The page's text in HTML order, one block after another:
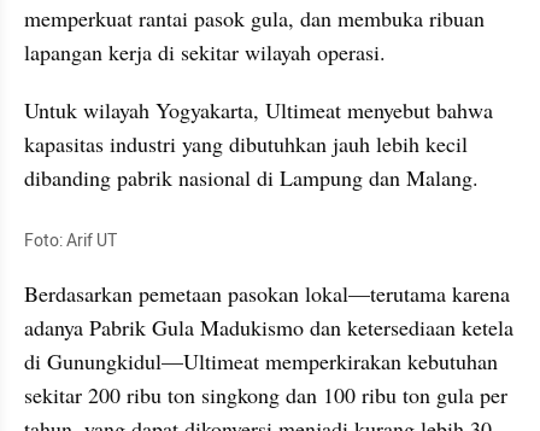
memperkuat rantai pasok gula, dan membuka ribuan
lapangan kerja di sekitar wilayah operasi.
Untuk wilayah Yogyakarta, Ultimeat menyebut bahwa
kapasitas industri yang dibutuhkan jauh lebih kecil
dibanding pabrik nasional di Lampung dan Malang.
Foto: Arif UT
Berdasarkan pemetaan pasokan lokal—terutama karena
adanya Pabrik Gula Madukismo dan ketersediaan ketela
di Gunungkidul—Ultimeat memperkirakan kebutuhan
sekitar 200 ribu ton singkong dan 100 ribu ton gula per